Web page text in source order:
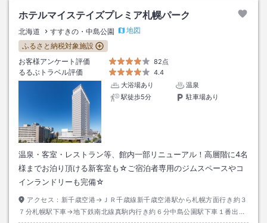
ホテルマイステイズプレミア札幌パーク
北海道 すすきの・中島公園
地図
ふるさと納税対象施設
お客様アンケート評価
82点
るるぶトラベル評価
4.4
大浴場あり
温泉
駅徒歩5分
駐車場あり
温泉・客室・レストラン等、館内一部リニューアル！高層階に4名
様までお泊り頂ける新客室も☆ご宿泊者専用のジムスペースやコ
インランドリーも完備☆
アクセス： 新千歳空港→ＪＲ千歳線新千歳空港駅から札幌方面行き約３
７分札幌駅下車→地下鉄南北線真駒内行き約６分中島公園駅下車１番出口